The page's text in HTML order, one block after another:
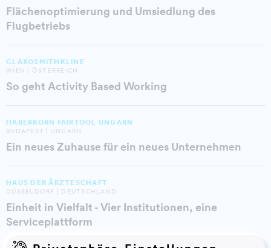
Flächenoptimierung und Umsiedlung des
Flugbetriebs
GLAXOSMITHKLINE
WIEN | ÖSTERREICH
So geht Activity Based Working
HABERKORN FAIRTOOL UNGARN
BUDAPEST | UNGARN
Ein neues Zuhause für ein neues Unternehmen
HAUS DER ÄRZTESCHAFT
DÜSSELDORF | DEUTSCHLAND
Einheit in Vielfalt - Vier Institutionen, eine
Serviceplattform